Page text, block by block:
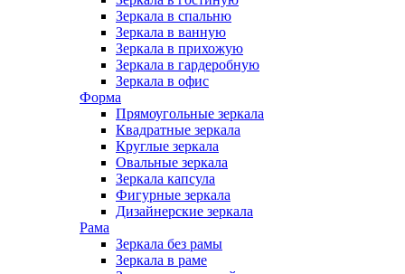
Зеркала в спальню
Зеркала в ванную
Зеркала в прихожую
Зеркала в гардеробную
Зеркала в офис
Форма
Прямоугольные зеркала
Квадратные зеркала
Круглые зеркала
Овальные зеркала
Зеркала капсула
Фигурные зеркала
Дизайнерские зеркала
Рама
Зеркала без рамы
Зеркала в раме